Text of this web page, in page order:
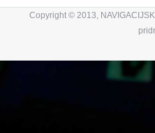
Copyright © 2013,